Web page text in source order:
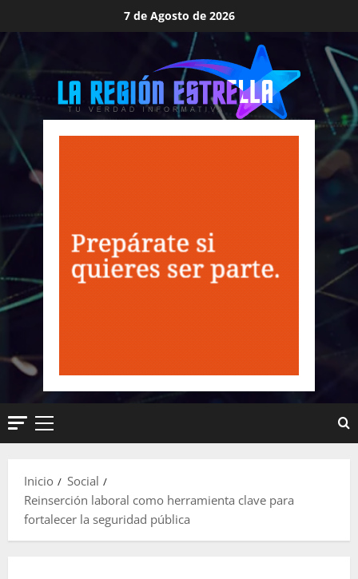
al
contenido
7 de Agosto de 2026
Menú
Inicio
Social
Reinserción laboral como herramienta clave para
fortalecer la seguridad pública